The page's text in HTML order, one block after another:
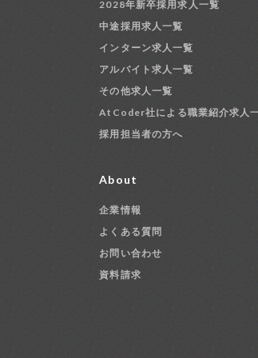
2028年新卒採用求人一覧
中途採用求人一覧
インターン求人一覧
アルバイト求人一覧
その他求人一覧
AtCoder社による職業紹介求人
採用担当者の方へ
About
企業情報
よくある質問
お問い合わせ
資料請求